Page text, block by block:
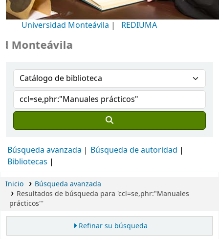
Universidad Monteávila | REDIUMA
Búsqueda avanzada
Búsqueda de autoridad
Bibliotecas
Inicio
Búsqueda avanzada
Resultados de búsqueda para 'ccl=se,phr:"Manuales
prácticos"'
Refinar su búsqueda